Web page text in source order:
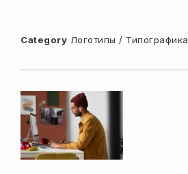
Category Логотипы / Типографика